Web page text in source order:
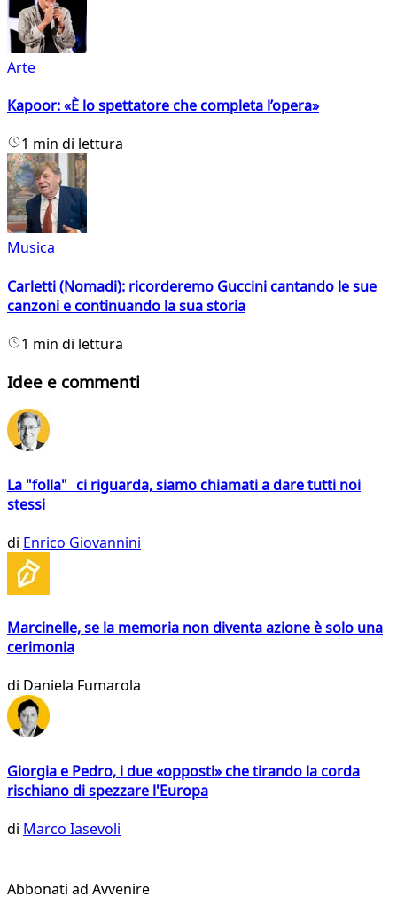
Arte
Kapoor: «È lo spettatore che completa l’opera»
1 min di lettura
Musica
Carletti (Nomadi): ricorderemo Guccini cantando le sue
canzoni e continuando la sua storia
1 min di lettura
Idee e commenti
La "folla" ci riguarda, siamo chiamati a dare tutti noi
stessi
di Enrico Giovannini
Marcinelle, se la memoria non diventa azione è solo una
cerimonia
di Daniela Fumarola
Giorgia e Pedro, i due «opposti» che tirando la corda
rischiano di spezzare l'Europa
di Marco Iasevoli
Abbonati ad Avvenire